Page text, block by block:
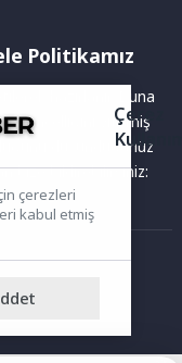
Politikamız
hazırlanır. Buna
güncelliğini yitirmiş
düşündüğünüz
bize bildirebilirsiniz:
kopyalanamaz,
Çerez
çerezleri
kabul etmiş